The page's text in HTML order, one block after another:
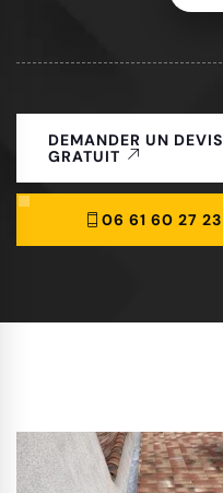
DEMANDER UN DEVIS
GRATUIT
06 61 60 27 23